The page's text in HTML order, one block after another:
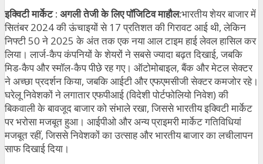
इक्विटी मार्केट : अगली तेजी के लिए पॉजिटिव माहौल:भारतीय शेयर बाजार में
सितंबर 2024 की ऊंचाइयों से 17 प्रतिशत की गिरावट आई थी, लेकिन
निफ्टी 50 ने 2025 के अंत तक एक नया आल टाइम हाई लेवल हासिल कर
लिया। लार्ज-कैप कंपनियों के शेयरों ने सबसे ज्यादा बढ़त दिखाई, जबकि
मिड-कैप और स्मॉल-कैप पीछे रह गए। ऑटोमोबाइल, बैंक और मेटल सेक्टर
ने अच्छा प्रदर्शन किया, जबकि आईटी और एफएमसीजी सेक्टर कमजोर रहे।
घरेलू निवेशकों ने लगातार एफपीआई (विदेशी पोर्टफोलियो निवेश) की
बिकवाली के बावजूद बाजार को संभाले रखा, जिससे भारतीय इक्विटी मार्केट
पर भरोसा मजबूत हुआ। आईपीओ और अन्य प्राइमरी मार्केट गतिविधियां
मजबूत रहीं, जिससे निवेशकों का उत्साह और भारतीय बाजार का लचीलापन
साफ दिखाई दिया।